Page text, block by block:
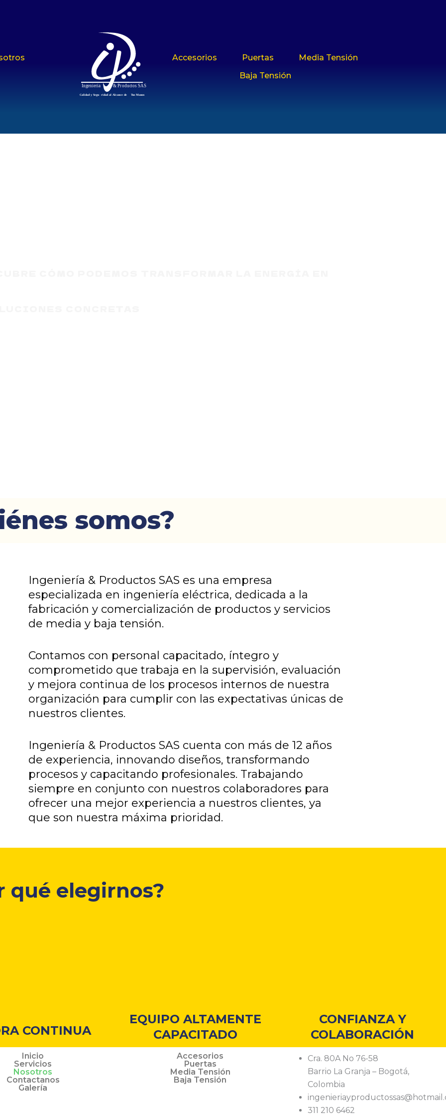
Ingenieria & Productos SAS
Calidad y Segu ridad al Alcance de Tus Manos
Accesorios Puertas
Media Tensión
Baja Tensión
somos?
Ingeniería & Productos SAS es una empresa
especializada en ingeniería eléctrica, dedicada a la
fabricación y comercialización de productos y servicios
de media y baja tensión.
Contamos con personal capacitado, íntegro y
comprometido que trabaja en la supervisión, evaluación
y mejora continua de los procesos internos de nuestra
organización para cumplir con las expectativas únicas de
nuestros clientes.
Ingeniería & Productos SAS cuenta con más de 12 años
de experiencia, innovando diseños, transformando
procesos y capacitando profesionales. Trabajando
siempre en conjunto con nuestros colaboradores para
ofrecer una mejor experiencia a nuestros clientes, ya
que son nuestra máxima prioridad.
qué elegirnos?
CONTINUA
EQUIPO ALTAMENTE
CAPACITADO
CONFIANZA Y
COLABORACIÓN
Inicio
Servicios
Nosotros
Contactanos
Galería
Accesorios
Puertas
Media Tensión
Baja Tensión
Cra. 80A No 76-58
Barrio La Granja – Bogotá,
Colombia
311 210 6462